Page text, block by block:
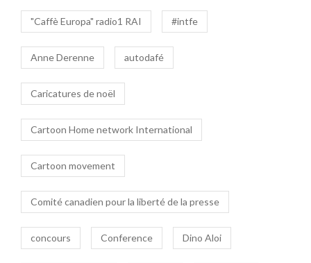
"Caffè Europa" radio1 RAI #intfe
Anne Derenne autodafé
Caricatures de noël
Cartoon Home network International
Cartoon movement
Comité canadien pour la liberté de la presse
concours Conference Dino Aloi